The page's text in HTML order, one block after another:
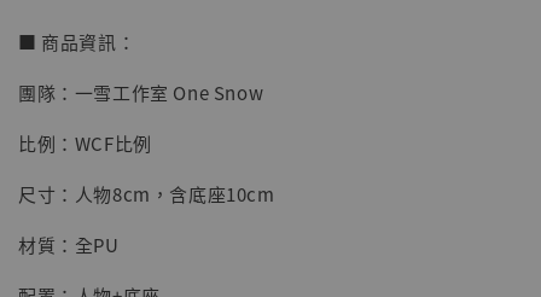
【店內現貨】七龍珠 系列蒐藏雕像 悟空 鳥山
明紀念款 [奇蹟工作室]
NT$ 5,580
■ 商品資訊：
團隊：一雪工作室 One Snow
比例：WCF比例
尺寸：人物8cm，含底座10cm
材質：全PU